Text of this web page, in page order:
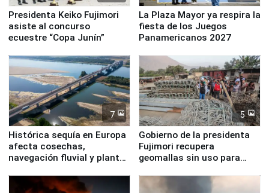
Presidenta Keiko Fujimori
asiste al concurso
ecuestre “Copa Junín”
La Plaza Mayor ya respira la
fiesta de los Juegos
Panamericanos 2027
7
Histórica sequía en Europa
afecta cosechas,
navegación fluvial y plantas
5
Gobierno de la presidenta
Fujimori recupera
geomallas sin uso para
Fenómeno El Niño